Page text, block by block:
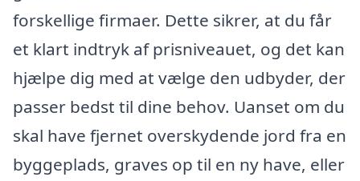
forskellige firmaer. Dette sikrer, at du får
et klart indtryk af prisniveauet, og det kan
hjælpe dig med at vælge den udbyder, der
passer bedst til dine behov. Uanset om du
skal have fjernet overskydende jord fra en
byggeplads, graves op til en ny have, eller